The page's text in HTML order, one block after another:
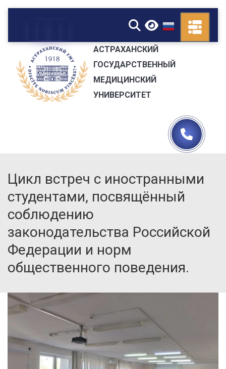
▼
АСТРАХАНСКИЙ
ГОСУДАРСТВЕННЫЙ
МЕДИЦИНСКИЙ
УНИВЕРСИТЕТ
Цикл встреч с иностранными
студентами, посвящённый
соблюдению
законодательства Российской
Федерации и норм
общественного поведения.